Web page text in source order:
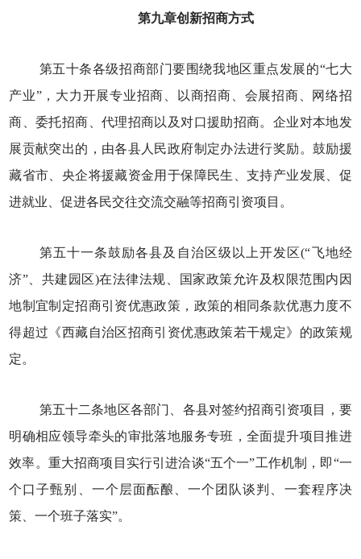
第九章创新招商方式
第五十条各级招商部门要围绕我地区重点发展的“七大
产业”，大力开展专业招商、以商招商、会展招商、网络招
商、委托招商、代理招商以及对口援助招商。企业对本地发
展贡献突出的，由各县人民政府制定办法进行奖励。鼓励援
藏省市、央企将援藏资金用于保障民生、支持产业发展、促
进就业、促进各民交往交流交融等招商引资项目。
第五十一条鼓励各县及自治区级以上开发区(“飞地经
济”、共建园区)在法律法规、国家政策允许及权限范围内因
地制宜制定招商引资优惠政策，政策的相同条款优惠力度不
得超过《西藏自治区招商引资优惠政策若干规定》的政策规
定。
第五十二条地区各部门、各县对签约招商引资项目，要
明确相应领导牵头的审批落地服务专班，全面提升项目推进
效率。重大招商项目实行引进洽谈“五个一”工作机制，即“一
个口子甄别、一个层面酝酿、一个团队谈判、一套程序决
策、一个班子落实”。